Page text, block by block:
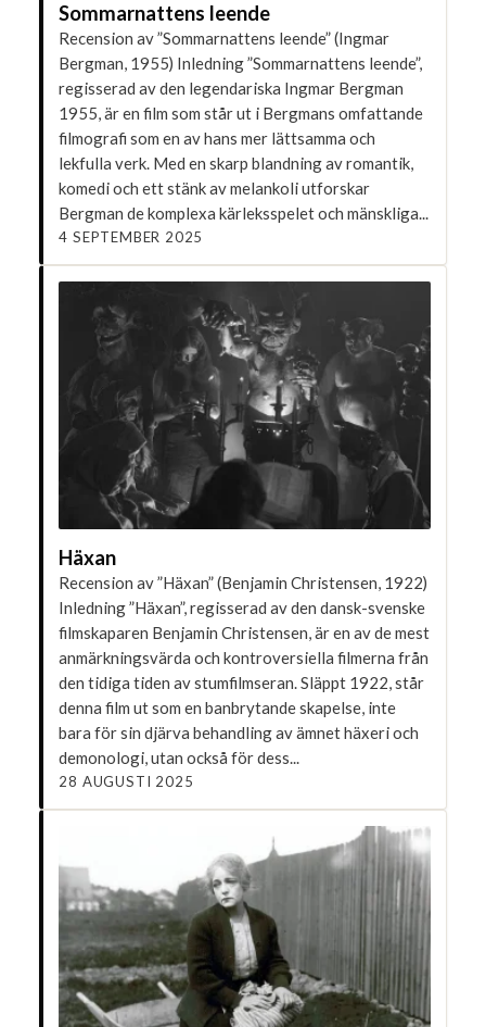
Sommarnattens leende
Recension av ”Sommarnattens leende” (Ingmar
Bergman, 1955) Inledning ”Sommarnattens leende”,
regisserad av den legendariska Ingmar Bergman
1955, är en film som står ut i Bergmans omfattande
filmografi som en av hans mer lättsamma och
lekfulla verk. Med en skarp blandning av romantik,
komedi och ett stänk av melankoli utforskar
Bergman de komplexa kärleksspelet och mänskliga...
4 SEPTEMBER 2025
Häxan
Recension av ”Häxan” (Benjamin Christensen, 1922)
Inledning ”Häxan”, regisserad av den dansk-svenske
filmskaparen Benjamin Christensen, är en av de mest
anmärkningsvärda och kontroversiella filmerna från
den tidiga tiden av stumfilmseran. Släppt 1922, står
denna film ut som en banbrytande skapelse, inte
bara för sin djärva behandling av ämnet häxeri och
demonologi, utan också för dess...
28 AUGUSTI 2025